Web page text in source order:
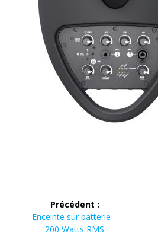
Navigation
de
Précédent :
Article
précédent :
Enceinte sur batterie –
200 Watts RMS